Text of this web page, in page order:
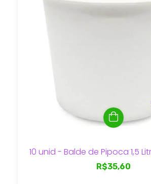
10 unid - Balde de Pipoca 1,5
R$35,60